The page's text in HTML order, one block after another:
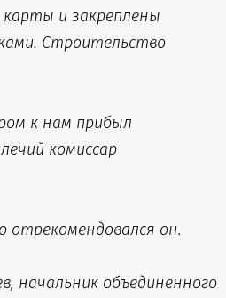
и закреплены
Строительство
к нам прибыл
комиссар
он.
начальник объединенного